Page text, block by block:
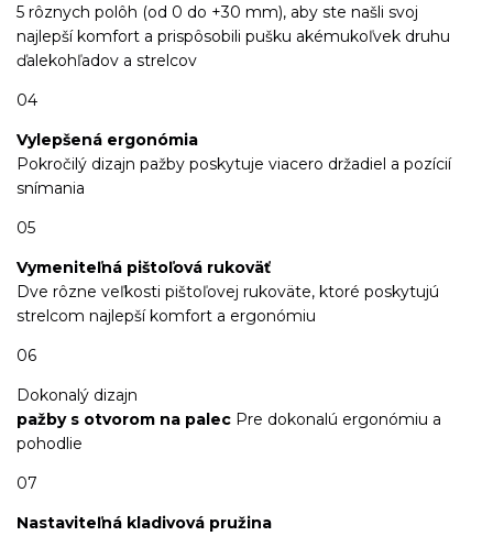
5 rôznych polôh (od 0 do +30 mm), aby ste našli svoj
najlepší komfort a prispôsobili pušku akémukoľvek druhu
ďalekohľadov a strelcov
04
Vylepšená ergonómia
Pokročilý dizajn pažby poskytuje viacero držadiel a pozícií
snímania
05
Vymeniteľná pištoľová rukoväť
Dve rôzne veľkosti pištoľovej rukoväte, ktoré poskytujú
strelcom najlepší komfort a ergonómiu
06
Dokonalý dizajn
pažby s otvorom na palec Pre dokonalú ergonómiu a
pohodlie
07
Nastaviteľná kladivová pružina